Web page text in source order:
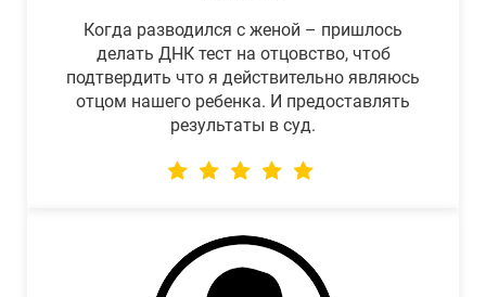
Когда разводился с женой – пришлось
делать ДНК тест на отцовство, чтоб
подтвердить что я действительно являюсь
отцом нашего ребенка. И предоставлять
результаты в суд.